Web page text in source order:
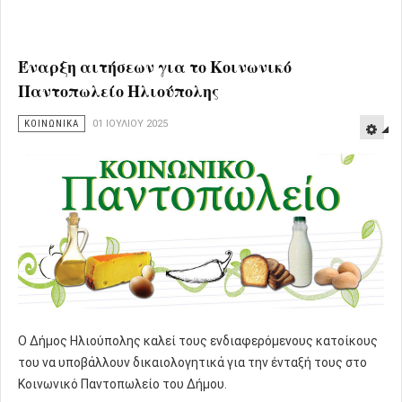
Έναρξη αιτήσεων για το Κοινωνικό
Παντοπωλείο Ηλιούπολης
ΚΟΙΝΩΝΙΚΑ 01 ΙΟΥΛΊΟΥ 2025
Ο Δήμος Ηλιούπολης καλεί τους ενδιαφερόμενους κατοίκους
του να υποβάλλουν δικαιολογητικά για την ένταξή τους στο
Κοινωνικό Παντοπωλείο του Δήμου.